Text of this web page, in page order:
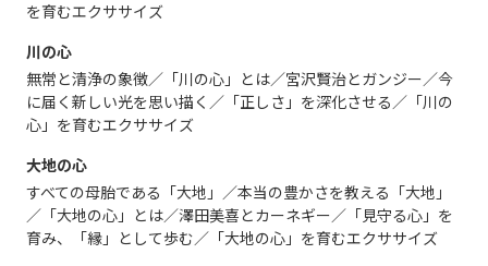
を育むエクササイズ
川の心
無常と清浄の象徴／「川の心」とは／宮沢賢治とガンジー／今
に届く新しい光を思い描く／「正しさ」を深化させる／「川の
心」を育むエクササイズ
大地の心
すべての母胎である「大地」／本当の豊かさを教える「大地」
／「大地の心」とは／澤田美喜とカーネギー／「見守る心」を
育み、「縁」として歩む／「大地の心」を育むエクササイズ